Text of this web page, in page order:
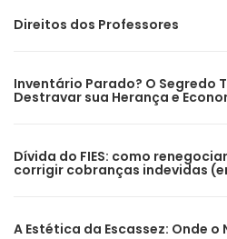
Direitos dos Professores
Inventário Parado? O Segredo
Destravar sua Herança e
Dívida do FIES: como
corrigir cobranças indevidas
A Estética da Escassez: Onde o